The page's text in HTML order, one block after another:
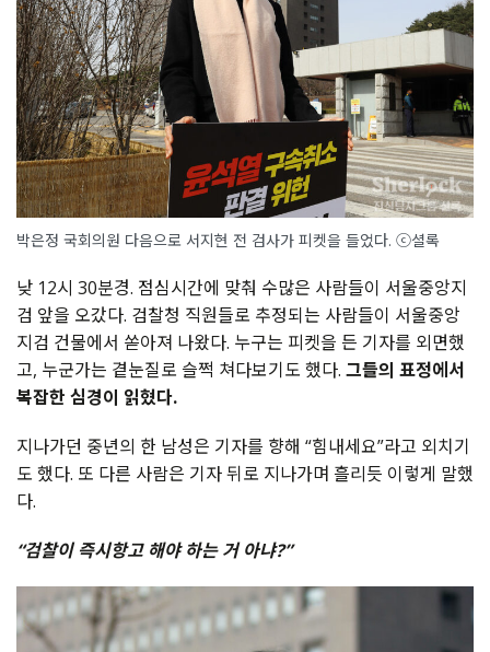
박은정 국회의원 다음으로 서지현 전 검사가 피켓을 들었다. ⓒ셜록
낮 12시 30분경. 점심시간에 맞춰 수많은 사람들이 서울중앙지
검 앞을 오갔다. 검찰청 직원들로 추정되는 사람들이 서울중앙
지검 건물에서 쏟아져 나왔다. 누구는 피켓을 든 기자를 외면했
고, 누군가는 곁눈질로 슬쩍 쳐다보기도 했다. 그들의 표정에서
복잡한 심경이 읽혔다.
지나가던 중년의 한 남성은 기자를 향해 “힘내세요”라고 외치기
도 했다. 또 다른 사람은 기자 뒤로 지나가며 흘리듯 이렇게 말했
다.
“검찰이 즉시항고 해야 하는 거 아냐?”